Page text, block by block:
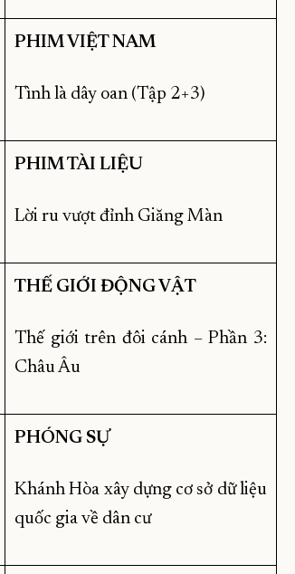
PHIM VIỆTNAM
Tình là dây oan (Tập 2+3)
PHIM TÀI LIỆU
Lời ru vượt đỉnh Giăng Màn
THẾ GIỚI ĐỘNG VẬT
Thế giới trên đôi cánh – Phần 3:
Châu Âu
PHÓNG SỰ
Khánh Hòa xây dựng cơ sở dữ liệu
quốc gia về dân cư